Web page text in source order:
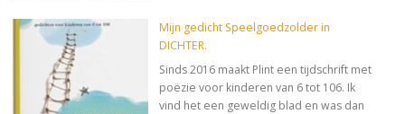
Mijn gedicht Speelgoedzolder in
DICHTER.
Sinds 2016 maakt Plint een tijdschrift met
poëzie voor kinderen van 6 tot 106. Ik
vind het een geweldig blad en was dan